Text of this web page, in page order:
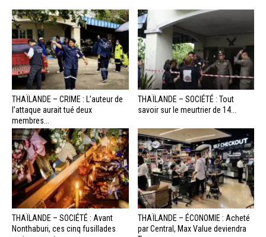
THAÏLANDE – CRIME : L’auteur de
l’attaque aurait tué deux
membres...
THAÏLANDE – SOCIÉTÉ : Tout
savoir sur le meurtrier de 14...
THAÏLANDE – SOCIÉTÉ : Avant
Nonthaburi, ces cinq fusillades
THAÏLANDE – ÉCONOMIE : Acheté
par Central, Max Value deviendra